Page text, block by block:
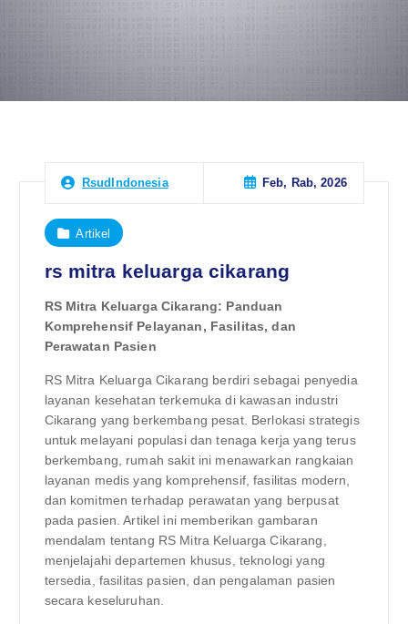
RsudIndonesia Feb, Rab, 2026
Artikel
rs mitra keluarga cikarang
RS Mitra Keluarga Cikarang: Panduan
Komprehensif Pelayanan, Fasilitas, dan
Perawatan Pasien
RS Mitra Keluarga Cikarang berdiri sebagai penyedia
layanan kesehatan terkemuka di kawasan industri
Cikarang yang berkembang pesat. Berlokasi strategis
untuk melayani populasi dan tenaga kerja yang terus
berkembang, rumah sakit ini menawarkan rangkaian
layanan medis yang komprehensif, fasilitas modern,
dan komitmen terhadap perawatan yang berpusat
pada pasien. Artikel ini memberikan gambaran
mendalam tentang RS Mitra Keluarga Cikarang,
menjelajahi departemen khusus, teknologi yang
tersedia, fasilitas pasien, dan pengalaman pasien
secara keseluruhan.